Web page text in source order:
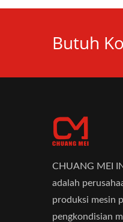
Butuh
CHUANG MEI
adalah
produksi mesin
pengkondisian